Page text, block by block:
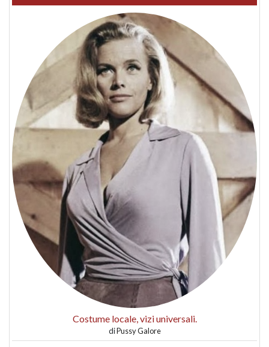
Costume locale, vizi universali.
diPussy Galore